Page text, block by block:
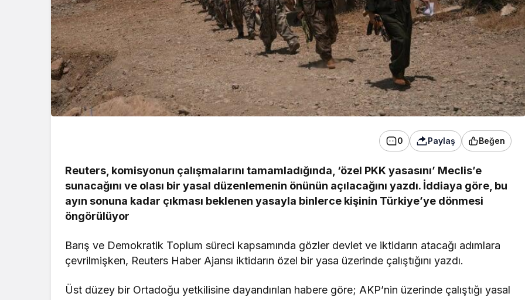
0 Paylaş Beğen
Reuters, komisyonun çalışmalarını tamamladığında, ‘özel PKK yasasını’ Meclis’e
sunacağını ve olası bir yasal düzenlemenin önünün açılacağını yazdı. İddiaya göre, bu
ayın sonuna kadar çıkması beklenen yasayla binlerce kişinin Türkiye’ye dönmesi
öngörülüyor
Barış ve Demokratik Toplum süreci kapsamında gözler devlet ve iktidarın atacağı adımlara
çevrilmişken, Reuters Haber Ajansı iktidarın özel bir yasa üzerinde çalıştığını yazdı.
Üst düzey bir Ortadoğu yetkilisine dayandırılan habere göre; AKP’nin üzerinde çalıştığı yasal